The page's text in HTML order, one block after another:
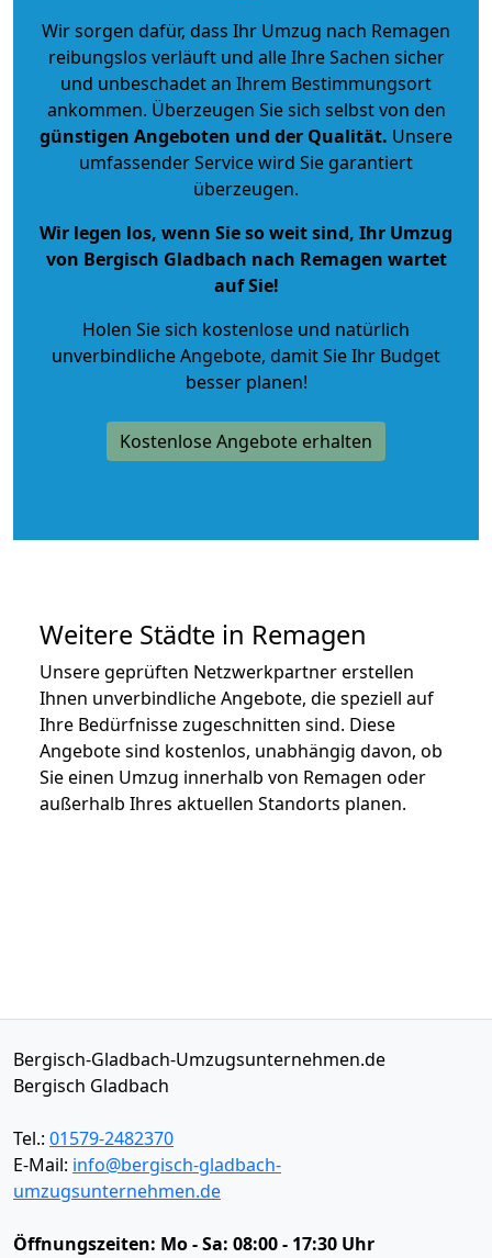
Wir sorgen dafür, dass Ihr Umzug nach Remagen
reibungslos verläuft und alle Ihre Sachen sicher
und unbeschadet an Ihrem Bestimmungsort
ankommen. Überzeugen Sie sich selbst von den
günstigen Angeboten und der Qualität. Unsere
umfassender Service wird Sie garantiert
überzeugen.
Wir legen los, wenn Sie so weit sind, Ihr Umzug
von Bergisch Gladbach nach Remagen wartet
auf Sie!
Holen Sie sich kostenlose und natürlich
unverbindliche Angebote, damit Sie Ihr Budget
besser planen!
Kostenlose Angebote erhalten
Weitere Städte in Remagen
Unsere geprüften Netzwerkpartner erstellen
Ihnen unverbindliche Angebote, die speziell auf
Ihre Bedürfnisse zugeschnitten sind. Diese
Angebote sind kostenlos, unabhängig davon, ob
Sie einen Umzug innerhalb von Remagen oder
außerhalb Ihres aktuellen Standorts planen.
Bergisch-Gladbach-Umzugsunternehmen.de
Bergisch Gladbach
Tel.: 01579-2482370
E-Mail: info@bergisch-gladbach-
umzugsunternehmen.de
Öffnungszeiten: Mo - Sa: 08:00 - 17:30 Uhr